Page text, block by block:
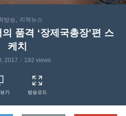
방송 지역뉴스
품격 ‘장제국총장’편 스
케치
2017 192 views
기 방송모드